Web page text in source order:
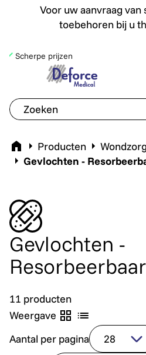
Voor uw aanvraag
toebehoren bij u
Voor uw aanvraag van
Scherpe prijzen
deforce.togglemenu
Home Producten Wondzorg
Gevlochten -
Gevlochten -
Resorbeerbaar
11 producten
Weergave
Aantal per pagina